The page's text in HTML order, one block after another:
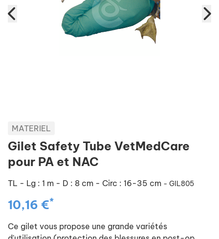
MATERIEL
Gilet Safety Tube VetMedCare
pour PA et NAC
TL - Lg : 1 m - D : 8 cm - Circ : 16-35 cm - GIL805
10,16 €*
Ce gilet vous propose une grande variétés